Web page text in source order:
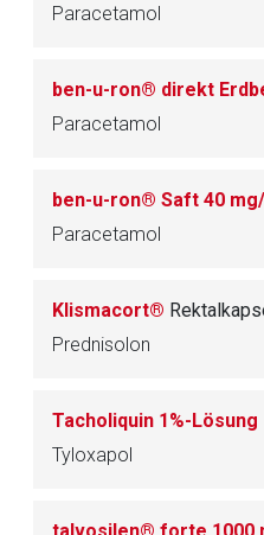
Paracetamol
Paracetamol
ben-u-ron® Saft 40
Paracetamol
Klismacort®
Prednisolon
Tacholiquin 1%-Lösung
Tyloxapol